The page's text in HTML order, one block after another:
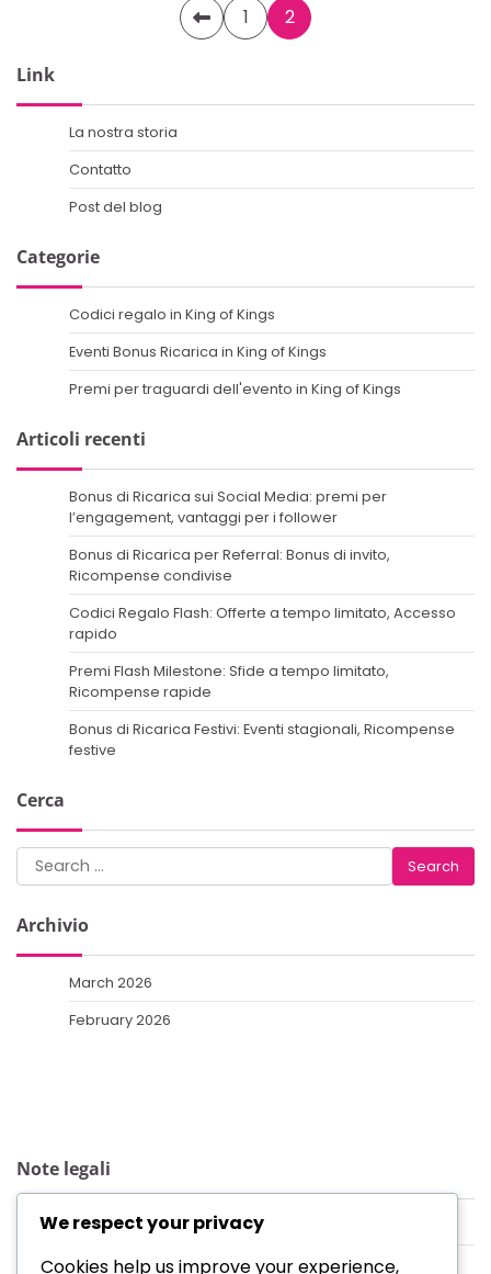
1 2
Link
La nostra storia
Contatto
Post del blog
Categorie
Codici regalo in King of Kings
Eventi Bonus Ricarica in King of Kings
Premi per traguardi dell'evento in King of Kings
Articoli recenti
Bonus di Ricarica sui Social Media: premi per
l’engagement, vantaggi per i follower
Bonus di Ricarica per Referral: Bonus di invito,
Ricompense condivise
Codici Regalo Flash: Offerte a tempo limitato, Accesso
rapido
Premi Flash Milestone: Sfide a tempo limitato,
Ricompense rapide
Bonus di Ricarica Festivi: Eventi stagionali, Ricompense
festive
Cerca
Search
for:
Archivio
March 2026
February 2026
Note legali
Cookie e tracciamento
Termini e condizioni
We respect your privacy
Cookies help us improve your experience,